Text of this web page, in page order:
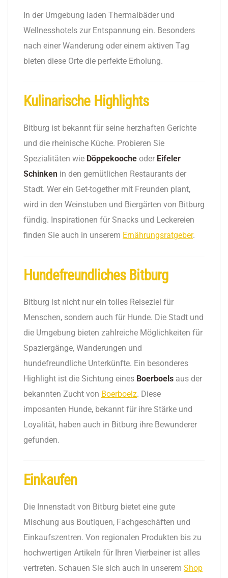
In der Umgebung laden Thermalbäder und
Wellnesshotels zur Entspannung ein. Besonders
nach einer Wanderung oder einem aktiven Tag
bieten diese Orte die perfekte Erholung.
Kulinarische Highlights
Bitburg ist bekannt für seine herzhaften Gerichte
und die rheinische Küche. Probieren Sie
Spezialitäten wie Döppekooche oder Eifeler
Schinken in den gemütlichen Restaurants der
Stadt. Wer ein Get-together mit Freunden plant,
wird in den Weinstuben und Biergärten von Bitburg
fündig. Inspirationen für Snacks und Leckereien
finden Sie auch in unserem Ernährungsratgeber.
Hundefreundliches Bitburg
Bitburg ist nicht nur ein tolles Reiseziel für
Menschen, sondern auch für Hunde. Die Stadt und
die Umgebung bieten zahlreiche Möglichkeiten für
Spaziergänge, Wanderungen und
hundefreundliche Unterkünfte. Ein besonderes
Highlight ist die Sichtung eines Boerboels aus der
bekannten Zucht von Boerboelz. Diese
imposanten Hunde, bekannt für ihre Stärke und
Loyalität, haben auch in Bitburg ihre Bewunderer
gefunden.
Einkaufen
Die Innenstadt von Bitburg bietet eine gute
Mischung aus Boutiquen, Fachgeschäften und
Einkaufszentren. Von regionalen Produkten bis zu
hochwertigen Artikeln für Ihren Vierbeiner ist alles
vertreten. Schauen Sie sich auch in unserem Shop